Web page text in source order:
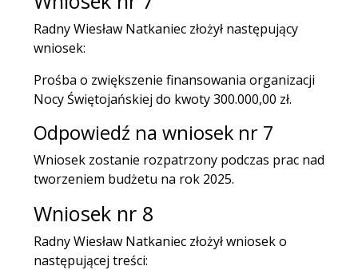
Radny Wiesław Natkaniec złożył następujący
wniosek:
Prośba o zwiększenie finansowania organizacji
Nocy Świętojańskiej do kwoty 300.000,00 zł.
Odpowiedź na wniosek nr 7
Wniosek zostanie rozpatrzony podczas prac nad
tworzeniem budżetu na rok 2025.
Wniosek nr 8
Radny Wiesław Natkaniec złożył wniosek o
następującej treści: